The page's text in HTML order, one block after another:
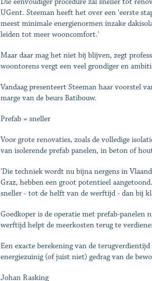
UGent. Steeman heeft het over een 'eerste
meest minimale energienormen inzake
leiden tot meer wooncomfort.'
Maar daar mag het niet bij blijven, zegt
woontorens vergt een veel grondiger en
Vandaag presenteert Steeman haar voorstel
marge van de beurs Batibouw.
Prefab = sneller
Voor grote renovaties, zoals de volledige
van isolerende prefab panelen, in beton of
'Die techniek wordt nu bijna nergens in
Graz, hebben een groot potentieel
sneller - tot de helft van de werftijd - dan bij
Goedkoper is de operatie met prefab-panelen
werftijd helpt de meerkosten terug te
Een exacte berekening van de
energiezuinig (of juist niet) gedrag van de
Johan Rasking